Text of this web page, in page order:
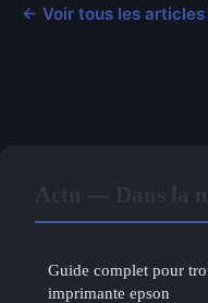
← Voir tous les
Guide complet pour
imprimante epson